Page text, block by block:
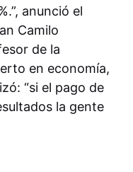
anunció el
Camilo
de la
en economía,
“si el pago de
la gente